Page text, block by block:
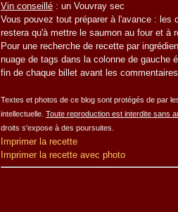
Vin conseillé : un Vouvray sec
Vous pouvez tout préparer à l'avance : les
restera qu'à mettre le saumon au four et à
Pour une recherche de recette par
nuage de tags dans la colonne de gauche
fin de chaque billet avant les
Textes et photos de ce blog sont protégés de par
intellectuelle. Toute reproduction est interdite sans
droits s'expose à des poursuites.
Imprimer la recette
Imprimer la recette avec photo